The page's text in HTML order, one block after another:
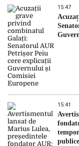
15:47
15:41